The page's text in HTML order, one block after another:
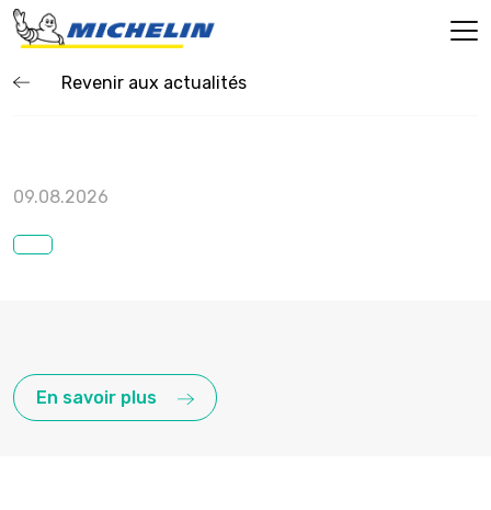
Revenir aux actualités
09.08.2026
En savoir plus